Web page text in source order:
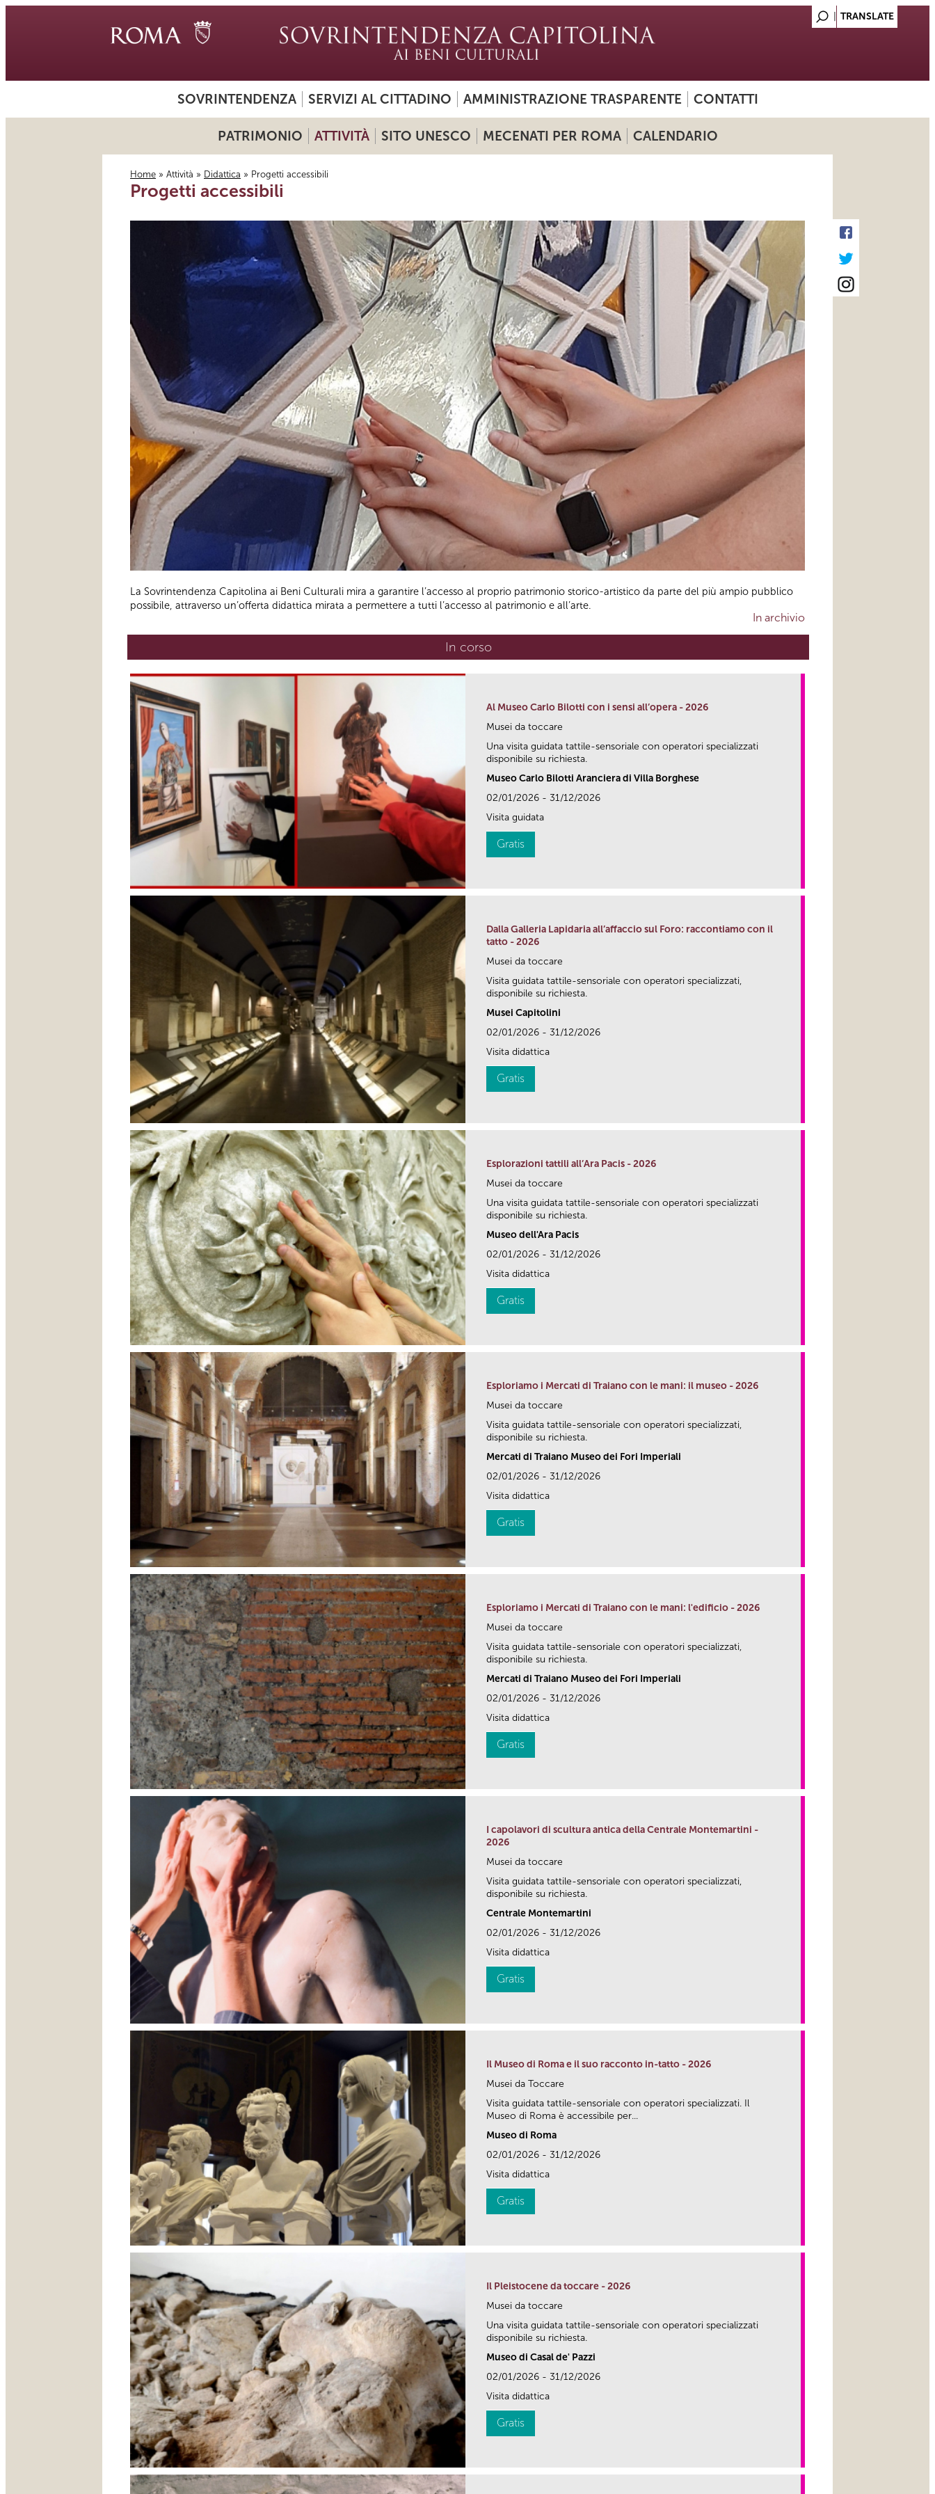
SOVRINTENDENZA SERVIZI AL CITTADINO AMMINISTRAZIONE TRASPARENTE CONTATTI
PATRIMONIO ATTIVITÀ SITO UNESCO MECENATI PER ROMA CALENDARIO
Tu sei qui
Home » Attività » Didattica » Progetti accessibili
Progetti accessibili
La Sovrintendenza Capitolina ai Beni Culturali mira a garantire l’accesso al proprio patrimonio storico-artistico da parte del più ampio pubblico
possibile, attraverso un’offerta didattica mirata a permettere a tutti l’accesso al patrimonio e all’arte.
In archivio
In corso(scheda attiva)
Al Museo Carlo Bilotti con i sensi all’opera - 2026
Musei da toccare
Una visita guidata tattile-sensoriale con operatori specializzati
disponibile su richiesta.
Museo Carlo Bilotti Aranciera di Villa Borghese
02/01/2026 - 31/12/2026
Visita guidata
Gratis
Dalla Galleria Lapidaria all’affaccio sul Foro: raccontiamo con il
tatto - 2026
Musei da toccare
Visita guidata tattile-sensoriale con operatori specializzati,
disponibile su richiesta.
Musei Capitolini
02/01/2026 - 31/12/2026
Visita didattica
Gratis
Esplorazioni tattili all’Ara Pacis - 2026
Musei da toccare
Una visita guidata tattile-sensoriale con operatori specializzati
disponibile su richiesta.
Museo dell'Ara Pacis
02/01/2026 - 31/12/2026
Visita didattica
Gratis
Esploriamo i Mercati di Traiano con le mani: il museo - 2026
Musei da toccare
Visita guidata tattile-sensoriale con operatori specializzati,
disponibile su richiesta.
Mercati di Traiano Museo dei Fori Imperiali
02/01/2026 - 31/12/2026
Visita didattica
Gratis
Esploriamo i Mercati di Traiano con le mani: l'edificio - 2026
Musei da toccare
Visita guidata tattile-sensoriale con operatori specializzati,
disponibile su richiesta.
Mercati di Traiano Museo dei Fori Imperiali
02/01/2026 - 31/12/2026
Visita didattica
Gratis
I capolavori di scultura antica della Centrale Montemartini -
2026
Musei da toccare
Visita guidata tattile-sensoriale con operatori specializzati,
disponibile su richiesta.
Centrale Montemartini
02/01/2026 - 31/12/2026
Visita didattica
Gratis
Il Museo di Roma e il suo racconto in-tatto - 2026
Musei da Toccare
Visita guidata tattile-sensoriale con operatori specializzati. Il
Museo di Roma è accessibile per...
Museo di Roma
02/01/2026 - 31/12/2026
Visita didattica
Gratis
Il Pleistocene da toccare - 2026
Musei da toccare
Una visita guidata tattile-sensoriale con operatori specializzati
disponibile su richiesta.
Museo di Casal de' Pazzi
02/01/2026 - 31/12/2026
Visita didattica
Gratis